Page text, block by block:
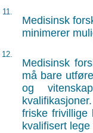
11.
Medisinsk
minimerer
12.
Medisinsk
må bare
og
friske frivillige
kvalifisert